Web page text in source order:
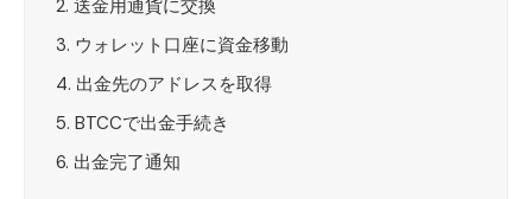
送金用通貨に交換
ウォレット口座に資金移動
出金先のアドレスを取得
BTCCで出金手続き
出金完了通知